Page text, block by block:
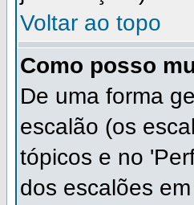
Voltar ao topo
Como posso
De uma forma
escalão (os
tópicos e no
dos escalões